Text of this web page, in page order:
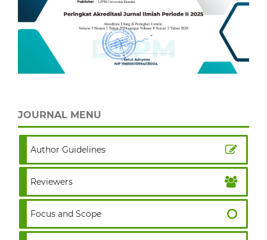
JOURNAL MENU
Author Guidelines
Reviewers
Focus and Scope